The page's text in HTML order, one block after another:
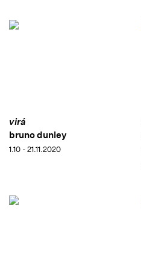
virá
bruno dunley
1.10 - 21.11.2020